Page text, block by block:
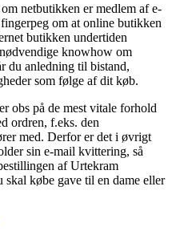
netbutikken er medlem af e-
om at online butikken
butikken undertiden
knowhow om
du anledning til bistand,
som følge af dit køb.
obs på de mest vitale forhold
ordren, f.eks. den
med. Derfor er det i øvrigt
sin e-mail kvittering, så
af Urtekram
købe gave til en dame eller